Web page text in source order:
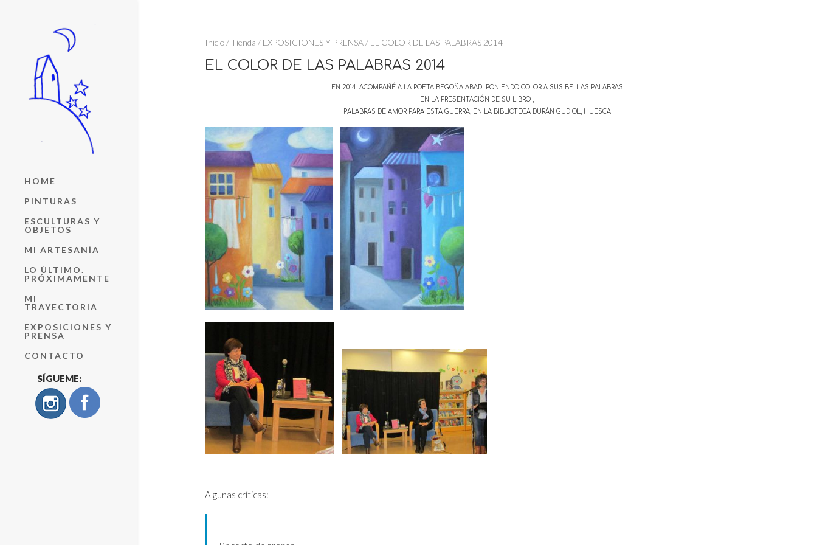
HOME
PINTURAS
ESCULTURAS Y
OBJETOS
MI ARTESANÍA
LO ÚLTIMO.
PRÓXIMAMENTE
MI
TRAYECTORIA
EXPOSICIONES Y
PRENSA
CONTACTO
SÍGUEME:
Inicio/Tienda / EXPOSICIONES Y PRENSA/ EL COLOR DE LAS PALABRAS 2014
EL COLOR DE LAS PALABRAS 2014
EN 2014 ACOMPAÑÉ A LA POETA BEGOÑA ABAD PONIENDO COLOR A SUS BELLAS PALABRAS
EN LA PRESENTACIÓN DE SU LIBRO ,
PALABRAS DE AMOR PARA ESTA GUERRA, EN LA BIBLIOTECA DURÁN GUDIOL, HUESCA
Algunas críticas: